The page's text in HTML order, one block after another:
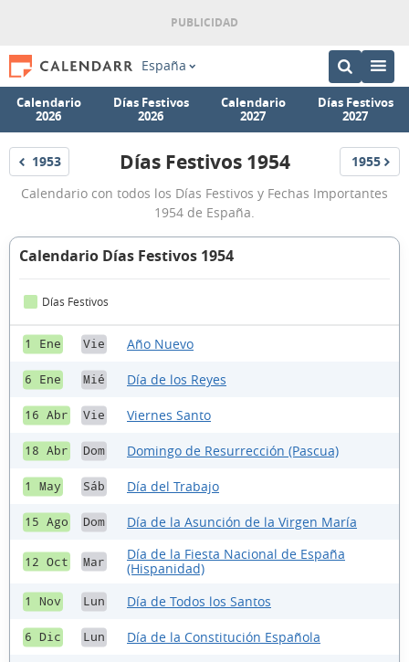
España
Calendario
2026
Días Festivos
2026
Calendario
2027
Días Festivos
2027
Festivos
1953
Días
Festivos
1954
Días Festivos 1954 Festivos
1955
Calendario con todos los Días Festivos y Fechas Importantes
1954 de España.
Calendario Días Festivos 1954
Días Festivos
1 Ene Vie Año Nuevo
6 Ene Mié Día de los Reyes
16 Abr Vie Viernes Santo
18 Abr Dom Domingo de Resurrección (Pascua)
1 May Sáb Día del Trabajo
15 Ago Dom Día de la Asunción de la Virgen María
12 Oct Mar
Día de la Fiesta Nacional de España
(Hispanidad)
1 Nov Lun Día de Todos los Santos
6 Dic Lun Día de la Constitución Española